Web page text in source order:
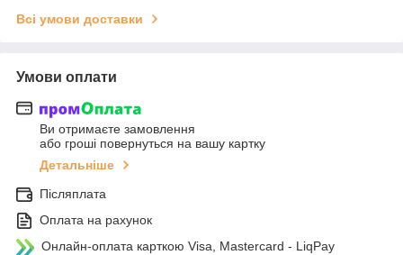
Всі умови доставки
Умови оплати
Ви отримаєте замовлення
або гроші повернуться на вашу картку
Детальніше
Післяплата
Оплата на рахунок
Онлайн-оплата карткою Visa, Mastercard - LiqPay